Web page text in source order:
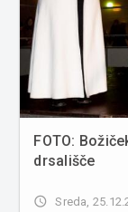
FOTO:
drsališče
access_time Sreda,